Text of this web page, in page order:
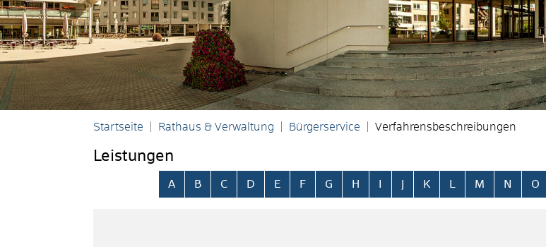
Startseite Rathaus & Verwaltung Bürgerservice Verfahrensbeschreibungen
Leistungen
Alphabetisches Register überspringen
A B C D E F G H K M N O